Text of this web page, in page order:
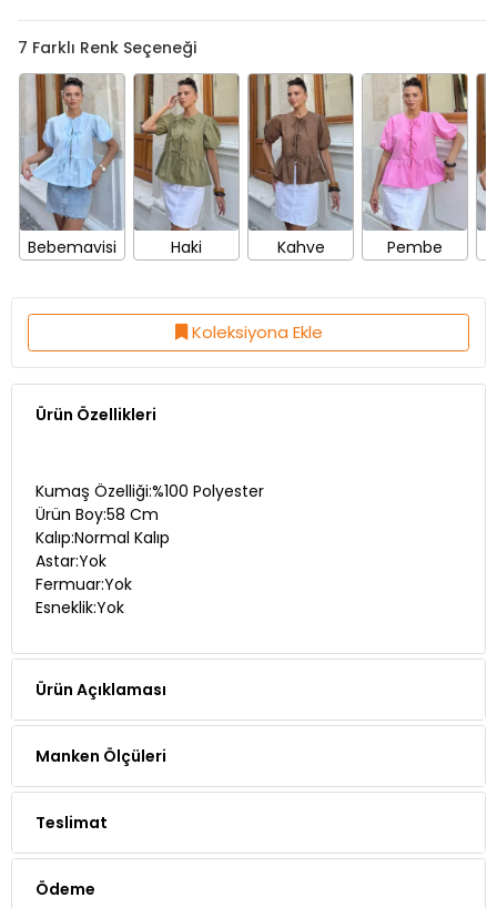
7 Farklı Renk Seçeneği
Bebemavisi Haki Kahve Pembe
Koleksiyona Ekle
Ürün Özellikleri
Kumaş Özelliği:%100 Polyester
Ürün Boy:58 Cm
Kalıp:Normal Kalıp
Astar:Yok
Fermuar:Yok
Esneklik:Yok
Ürün Açıklaması
Manken Ölçüleri
Teslimat
Ödeme